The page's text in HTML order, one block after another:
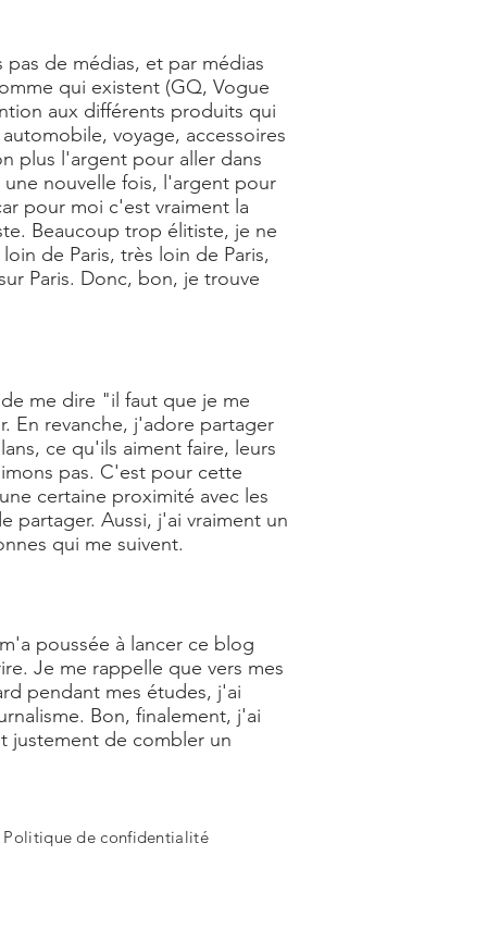
de médias, et par médias
qui existent (GQ, Vogue
aux différents produits qui
voyage, accessoires
plus l'argent pour aller dans
nouvelle fois, l'argent pour
pour moi c'est vraiment la
Beaucoup trop élitiste, je ne
de Paris, très loin de Paris,
Paris. Donc, bon, je trouve
me dire "il faut que je me
En revanche, j'adore partager
ce qu'ils aiment faire, leurs
pas. C'est pour cette
certaine proximité avec les
partager. Aussi, j'ai vraiment un
qui me suivent.
poussée à lancer ce blog
Je me rappelle que vers mes
pendant mes études, j'ai
Bon, finalement, j'ai
justement de combler un
Politique de confidentialité